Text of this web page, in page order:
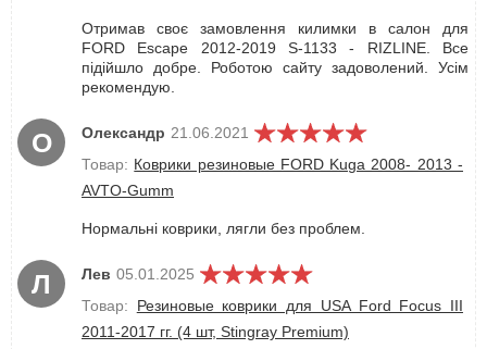
Отримав своє замовлення килимки в салон для
FORD Escape 2012-2019 S-1133 - RIZLINE. Все
підійшло добре. Роботою сайту задоволений. Усім
рекомендую.
О Олександр 21.06.2021
Товар: Коврики резиновые FORD Kuga 2008- 2013 -
AVTO-Gumm
Нормальні коврики, лягли без проблем.
Л Лев 05.01.2025
Товар: Резиновые коврики для USA Ford Focus III
2011-2017 гг. (4 шт, Stingray Premium)